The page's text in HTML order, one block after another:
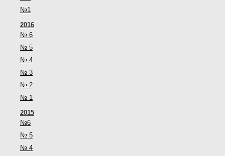
№1
2016
№ 6
№ 5
№ 4
№ 3
№ 2
№ 1
2015
№6
№ 5
№ 4